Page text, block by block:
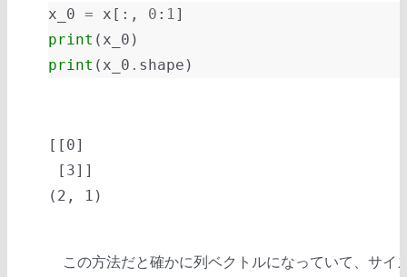
x_0 = x [:, 0 : 1]
print ( x_0 )
print ( x_0 . shape )
[[0]
[3]]
この方法だと確かに列ベクトルになっていて、サイ